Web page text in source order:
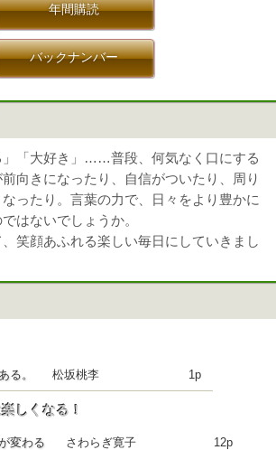
年間購読
バックナンバー
」「大好き」……普段、何気なく口にする
向きになったり、自信がついたり、周り
ったり。言葉の力で、日々をより豊かに
はないでしょうか。
笑顔あふれる楽しい毎日にしていきまし
る。 松坂桃李 1p
しくなる！
変わる さわらぎ寛子 12p